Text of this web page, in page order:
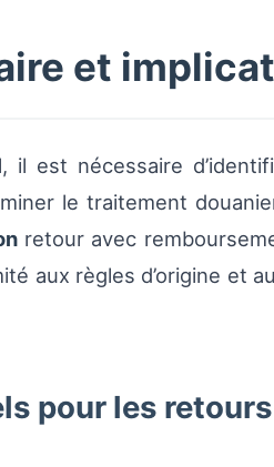
et
il est nécessaire
le traitement
retour avec
aux règles d’origine et
pour les retours